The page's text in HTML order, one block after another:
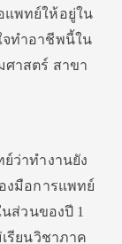
แพทย์ให้อยู่ใน
ทำอาชีพนี้ใน
ศาสตร์ สาขา
ว่าทำงานยัง
งมือการแพทย์
ส่วนของปี 1
รียนวิชาภาค